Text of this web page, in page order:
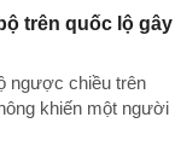
trên quốc lộ gây
ngược chiều trên
khiến một người